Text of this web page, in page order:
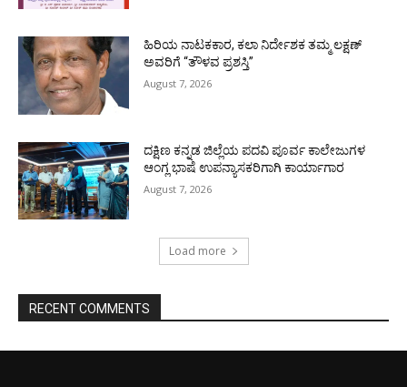
ಹಿರಿಯ ನಾಟಕಕಾರ, ಕಲಾ ನಿರ್ದೇಶಕ ತಮ್ಮ ಲಕ್ಷಣ್
ಅವರಿಗೆ “ತೌಳವ ಪ್ರಶಸ್ತಿ”
August 7, 2026
ದಕ್ಷಿಣ ಕನ್ನಡ ಜಿಲ್ಲೆಯ ಪದವಿ ಪೂರ್ವ ಕಾಲೇಜುಗಳ
ಆಂಗ್ಲ ಭಾಷೆ ಉಪನ್ಯಾಸಕರಿಗಾಗಿ ಕಾರ್ಯಾಗಾರ
August 7, 2026
Load more
RECENT COMMENTS